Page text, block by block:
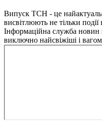
Випуск ТСН - це
висвітлюють не тільки події
Інформаційна служба новин
виключно найсвіжіші і